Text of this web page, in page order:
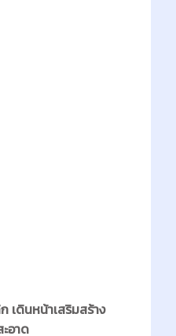
เดินหน้าเสริมสร้าง
อาด